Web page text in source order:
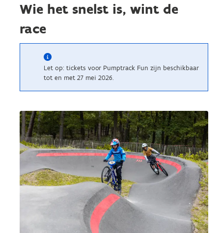
Wie het snelst is, wint de
race
Let op: tickets voor Pumptrack Fun zijn beschikbaar
tot en met 27 mei 2026.